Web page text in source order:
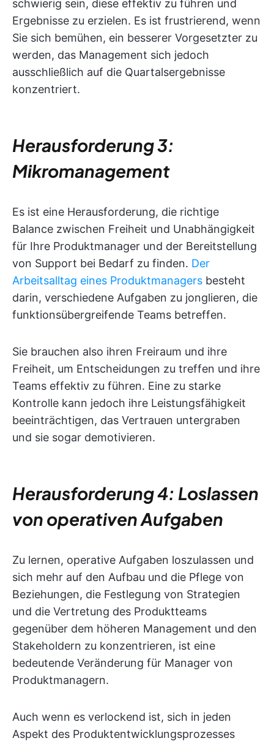
schwierig sein, diese effektiv zu führen und
Ergebnisse zu erzielen. Es ist frustrierend, wenn
Sie sich bemühen, ein besserer Vorgesetzter zu
werden, das Management sich jedoch
ausschließlich auf die Quartalsergebnisse
konzentriert.
Herausforderung 3:
Mikromanagement
Es ist eine Herausforderung, die richtige
Balance zwischen Freiheit und Unabhängigkeit
für Ihre Produktmanager und der Bereitstellung
von Support bei Bedarf zu finden. Der
Arbeitsalltag eines Produktmanagers besteht
darin, verschiedene Aufgaben zu jonglieren, die
funktionsübergreifende Teams betreffen.
Sie brauchen also ihren Freiraum und ihre
Freiheit, um Entscheidungen zu treffen und ihre
Teams effektiv zu führen. Eine zu starke
Kontrolle kann jedoch ihre Leistungsfähigkeit
beeinträchtigen, das Vertrauen untergraben
und sie sogar demotivieren.
Herausforderung 4: Loslassen
von operativen Aufgaben
Zu lernen, operative Aufgaben loszulassen und
sich mehr auf den Aufbau und die Pflege von
Beziehungen, die Festlegung von Strategien
und die Vertretung des Produktteams
gegenüber dem höheren Management und den
Stakeholdern zu konzentrieren, ist eine
bedeutende Veränderung für Manager von
Produktmanagern.
Auch wenn es verlockend ist, sich in jeden
Aspekt des Produktentwicklungsprozesses